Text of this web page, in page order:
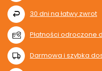
30 dni na łatwy zwrot
Płatności odroczone
Darmowa i szybka